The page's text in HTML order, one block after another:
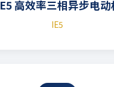
高效率三相异步电动
IE5